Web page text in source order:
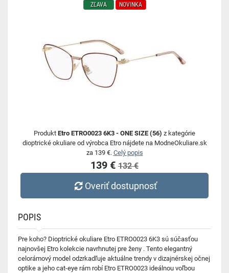
ZĽAVA NOVINKA
Produkt Etro ETRO0023 6K3 - ONE SIZE (56) z kategórie
dioptrické okuliare od výrobca Etro nájdete na ModneOkuliare.sk
za 139 €. Celý popis
139 € 132 €
Overiť dostupnosť
POPIS
Pre koho? Dioptrické okuliare Etro ETRO0023 6K3 sú súčasťou
najnovšej Etro kolekcie navrhnutej pre ženy . Tento elegantný
celorámový model odzrkadľuje aktuálne trendy v dizajnérskej očnej
optike a jeho cat-eye rám robí Etro ETRO0023 ideálnou voľbou